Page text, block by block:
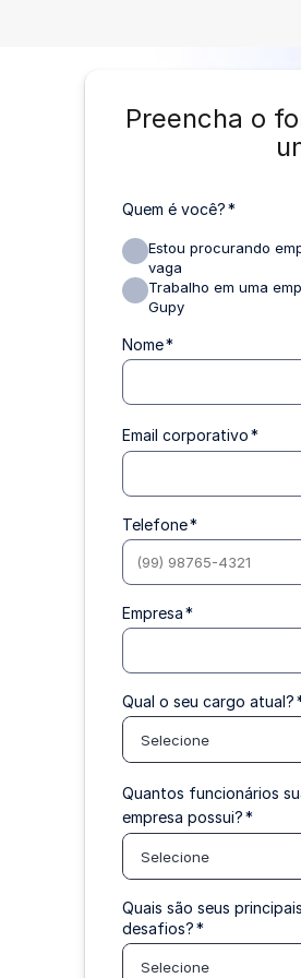
Preencha o
Quem é você?*
Estou procurando
vaga
Trabalho em uma
Gupy
Nome*
Email corporativo*
Telefone*
Empresa*
Qual o seu cargo atual?
Selecione
Quantos funcionários
empresa possui?*
Selecione
Quais são seus principais
desafios?*
Selecione